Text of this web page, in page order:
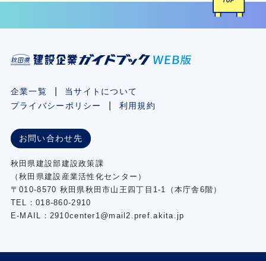
企業一覧
当サイトについて
プライバシーポリシー
利用規約
お問い合わせ先
秋⽥県建設部建設政策課
（秋⽥県建設産業活性化センター）
〒010-8570 秋田県秋田市⼭王四丁⽬1-1（本庁舎6階）
TEL：018-860-2910
E-MAIL：2910center1@mail2.pref.akita.jp